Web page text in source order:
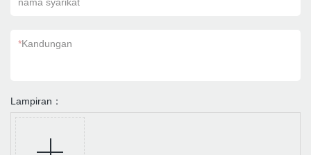
*Kandungan
Lampiran：